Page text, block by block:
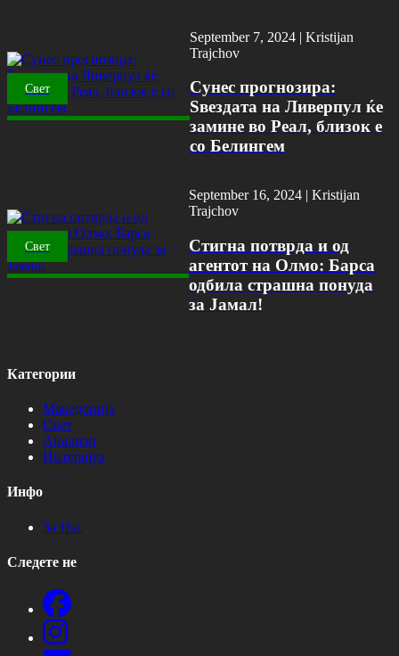
Свет
September 7, 2024 | Kristijan
Trajchov
Сунес прогнозира:
Ѕвездата на Ливерпул ќе
замине во Реал, близок е
со Белингем
Свет
September 16, 2024 | Kristijan
Trajchov
Стигна потврда и од
агентот на Олмо: Барса
одбила страшна понуда
за Јамал!
Категории
Македонија
Свет
Анализи
Интервјуа
Инфо
За Нас
Следете не